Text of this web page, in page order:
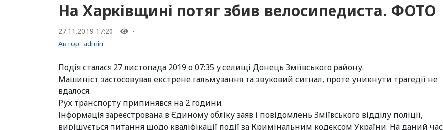
На Харківщині потяг збив велосипедиста. ФОТО
27.11.2019 17:20
-
Автор: admin
Подія сталася 27 листопада 2019 о 07:35 у селищі Донець Зміївського району.
Машиніст застосовував екстрене гальмування та звуковий сигнал, проте уникнути трагедії не
вдалося.
Рух транспорту припинявся на 2 години.
Інформація зареєстрована в Єдиному обліку заяв і повідомлень Зміївського відділу поліції,
вирішується питання щодо кваліфікації події за Кримінальним кодексом України. На даний час